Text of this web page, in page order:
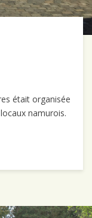
était organisée
namurois.